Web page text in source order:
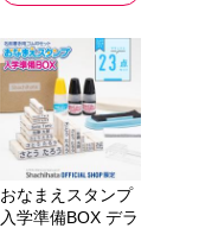
おなまえスタンプ
入学準備BOX デラ